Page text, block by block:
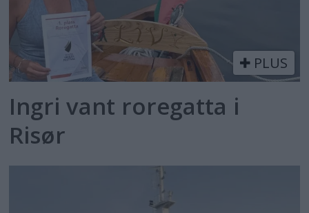
PLUS
Ingri vant roregatta i
Risør